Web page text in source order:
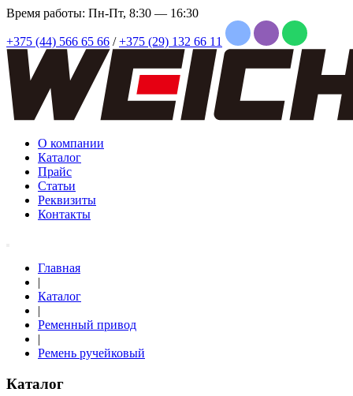
Время работы: Пн-Пт, 8:30 — 16:30
+375 (44) 566 65 66 / +375 (29) 132 66 11
О компании
Каталог
Прайс
Статьи
Реквизиты
Контакты
Главная
|
Каталог
|
Ременный привод
|
Ремень ручейковый
Каталог